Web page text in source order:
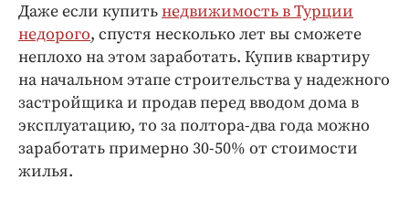
Даже если купитьнедвижимость в Турции
недорого, спустя несколько лет вы сможете
неплохо на этом заработать. Купив квартиру
на начальном этапе строительства у надежного
застройщика и продав перед вводом дома в
эксплуатацию, то за полтора-два года можно
заработать примерно 30-50% от стоимости
жилья.